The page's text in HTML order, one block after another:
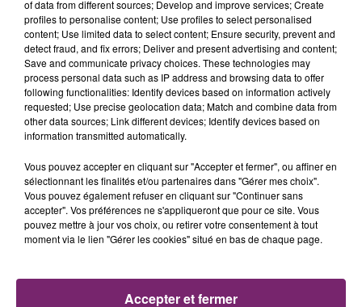
La Bulle - Guinguette éphémère
de Frelinghien !
158 pompiers de la région sont
partis hier soir pour la Gironde
of data from different sources; Develop and improve services; Create
profiles to personalise content; Use profiles to select personalised
content; Use limited data to select content; Ensure security, prevent and
detect fraud, and fix errors; Deliver and present advertising and content;
Save and communicate privacy choices. These technologies may
process personal data such as IP address and browsing data to offer
following functionalities: Identify devices based on information actively
requested; Use precise geolocation data; Match and combine data from
other data sources; Link different devices; Identify devices based on
information transmitted automatically.
Vous pouvez accepter en cliquant sur "Accepter et fermer", ou affiner en
sélectionnant les finalités et/ou partenaires dans "Gérer mes choix".
Vous pouvez également refuser en cliquant sur "Continuer sans
accepter". Vos préférences ne s'appliqueront que pour ce site. Vous
pouvez mettre à jour vos choix, ou retirer votre consentement à tout
moment via le lien "Gérer les cookies" situé en bas de chaque page.
Accepter et fermer